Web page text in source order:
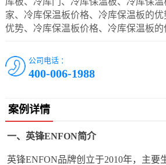
家、冷库保温板价格、冷库保温板的
优势、冷库保温板价格、冷库保温板的
公司电话 ：
400-006-1988
案例详情
一、英锋ENFON简介
英锋ENFON品牌创立于2010年，主要